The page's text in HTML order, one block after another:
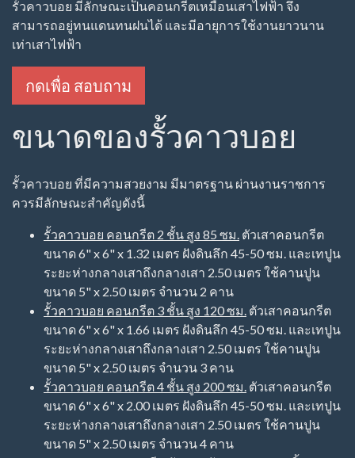
#H.CBW4 - รั้วคาวบอย 4 ชั้น บนคานปูน
ความสูงจากพื้นดิน 150 ซม
สอบถาม และประเมินราคา
#H.CBD - ประตูรั้วคาวบอย
ประตูแบบเลื่อน
สอบถาม และประเมินราคา
รั้วคาวบอย คือ
รั้วที่ใช้ในการตกแต่งบ้าน ตกแต่งสวน ตกแต่งรีสอร์ท ใช้ล้อม
อาณาเขต แบ่งแขตแดน ใช้ล้อมสัตว์ ล้อมวัว ล้อมม้า ล้อมแกะ
และสัตว์อื่นๆ และมีชื่อเรียกอีกแบบว่า เสาคอกม้า หรือ รั้วคอก